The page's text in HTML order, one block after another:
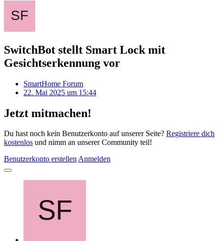
SwitchBot stellt Smart Lock mit
Gesichtserkennung vor
SmartHome Forum
22. Mai 2025 um 15:44
Jetzt mitmachen!
Du hast noch kein Benutzerkonto auf unserer Seite? Registriere dich
kostenlos und nimm an unserer Community teil!
Benutzerkonto erstellenAnmelden